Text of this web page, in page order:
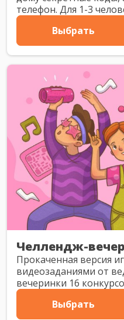
телефон. Для 1-3
Выбрать
Челлендж-
Прокаченная версия
видеозаданиями от
вечеринки 16
Выбрать